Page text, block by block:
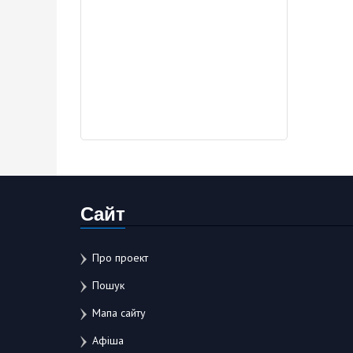
Сайт
Про проект
Пошук
Мапа сайту
Афіша